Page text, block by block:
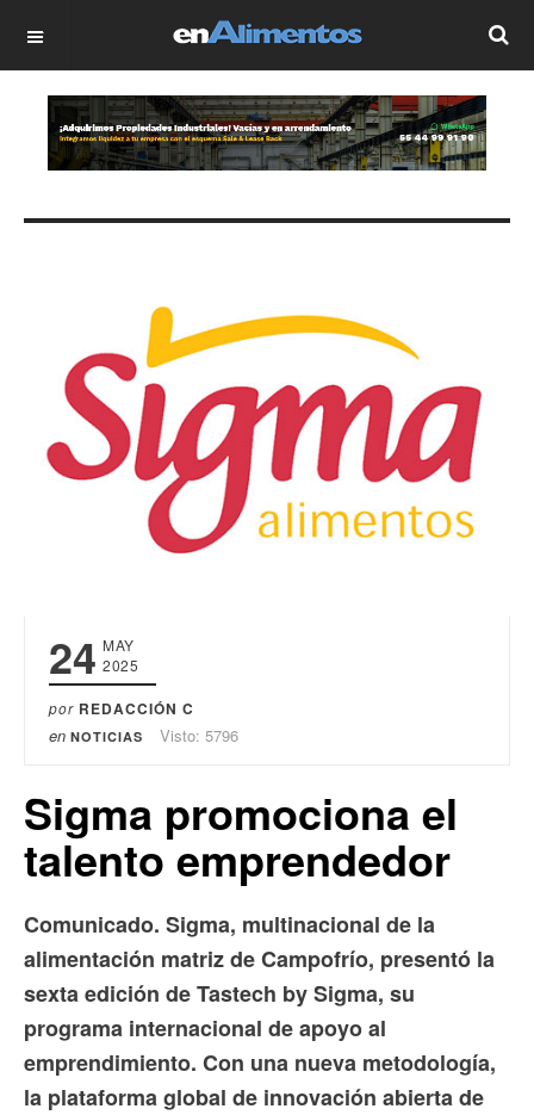
OFF CANVAS
24 MAY
2025
por REDACCIÓN C
en NOTICIAS Visto: 5796
Sigma promociona el
talento emprendedor
Comunicado. Sigma, multinacional de la
alimentación matriz de Campofrío, presentó la
sexta edición de Tastech by Sigma, su
programa internacional de apoyo al
emprendimiento. Con una nueva metodología,
la plataforma global de innovación abierta de